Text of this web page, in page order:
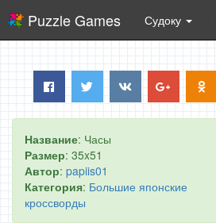
Puzzle Games Судоку
Название: Часы
Размер: 35x51
Автор: papiis01
Категория: Большие японские
кроссворды